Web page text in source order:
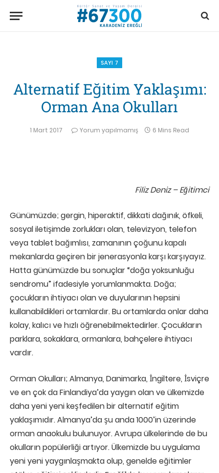
SAYI 7
Alternatif Eğitim Yaklaşımı:
Orman Ana Okulları
1 Mart 2017 Yorum yapılmamış 6 Mins Read
Filiz Deniz – Eğitimci
Günümüzde; gergin, hiperaktif, dikkati dağınık, öfkeli,
sosyal iletişimde zorlukları olan, televizyon, telefon
veya tablet bağımlısı, zamanının çoğunu kapalı
mekanlarda geçiren bir jenerasyonla karşı karşıyayız.
Hatta günümüzde bu sonuçlar “doğa yoksunluğu
sendromu” ifadesiyle yorumlanmakta. Doğa;
çocukların ihtiyacı olan ve duyularının hepsini
kullanabildikleri ortamlardır. Bu ortamlarda onlar daha
kolay, kalıcı ve hızlı öğrenebilmektedirler. Çocukların
parklara, sokaklara, ormanlara, bahçelere ihtiyacı
vardır.
Orman Okulları; Almanya, Danimarka, İngiltere, İsviçre
ve en çok da Finlandiya’da yaygın olan ve ülkemizde
daha yeni yeni keşfedilen bir alternatif eğitim
yaklaşımıdır. Almanya’da şu anda 1000’in üzerinde
orman anaokulu bulunuyor. Avrupa ülkelerinde de bu
okulların popülerliği artıyor. Ülkemizde bu uygulama
yeni yeni yaygınlaşmakta olup, genelde eğitimler